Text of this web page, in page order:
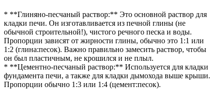
* **Глиняно-песчаный раствор:** Это основной раствор для
кладки печи. Он изготавливается из печной глины (не
обычной строительной!), чистого речного песка и воды.
Пропорции зависят от жирности глины, обычно это 1:1 или
1:2 (глина:песок). Важно правильно замесить раствор, чтобы
он был пластичным, не крошился и не плыл.
* **Цементно-песчаный раствор:** Используется для кладки
фундамента печи, а также для кладки дымохода выше крыши.
Пропорции обычно 1:3 или 1:4 (цемент:песок).